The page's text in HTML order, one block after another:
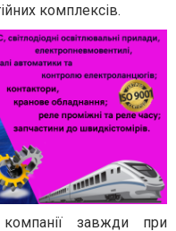
комплексів.
завжди при